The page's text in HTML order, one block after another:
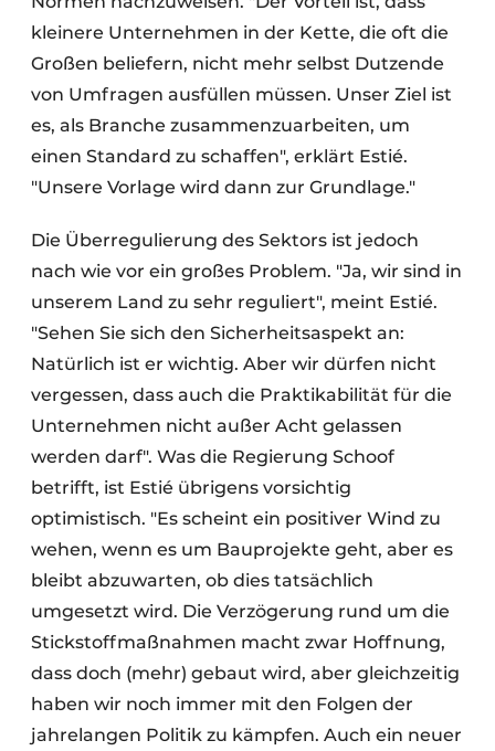
kleinere Unternehmen in der Kette, die oft die
Großen beliefern, nicht mehr selbst Dutzende
von Umfragen ausfüllen müssen. Unser Ziel ist
es, als Branche zusammenzuarbeiten, um
einen Standard zu schaffen", erklärt Estié.
"Unsere Vorlage wird dann zur Grundlage."
Die Überregulierung des Sektors ist jedoch
nach wie vor ein großes Problem. "Ja, wir sind in
unserem Land zu sehr reguliert", meint Estié.
"Sehen Sie sich den Sicherheitsaspekt an:
Natürlich ist er wichtig. Aber wir dürfen nicht
vergessen, dass auch die Praktikabilität für die
Unternehmen nicht außer Acht gelassen
werden darf". Was die Regierung Schoof
betrifft, ist Estié übrigens vorsichtig
optimistisch. "Es scheint ein positiver Wind zu
wehen, wenn es um Bauprojekte geht, aber es
bleibt abzuwarten, ob dies tatsächlich
umgesetzt wird. Die Verzögerung rund um die
Stickstoffmaßnahmen macht zwar Hoffnung,
dass doch (mehr) gebaut wird, aber gleichzeitig
haben wir noch immer mit den Folgen der
jahrelangen Politik zu kämpfen. Auch ein neuer